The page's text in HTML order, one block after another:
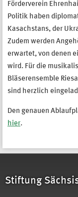
Förderverein
Politik haben
Kasachstans, der
Zudem werden
erwartet, von denen
wird. Für die
Bläserensemble
sind herzlich
Den genauen
hier.
Stiftung